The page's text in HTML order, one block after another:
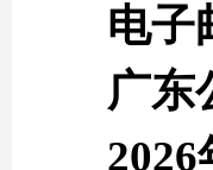
电子
广东
2026